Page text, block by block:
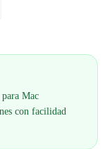
Mac
con facilidad